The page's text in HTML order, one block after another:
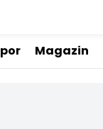
Magazin